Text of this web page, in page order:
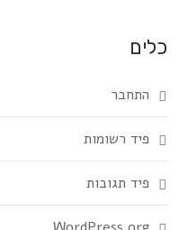
כלים
התחבר
פיד רשומות
פיד תגובות